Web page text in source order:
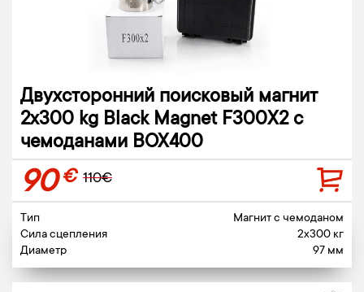
Двухсторонний поисковый магнит
2х300 kg Black Magnet F300X2 с
чемоданами BOX400
90€ 110€
Тип
Магнит c чемоданом
Сила сцепления
2x300 кг
Диаметр
97 мм